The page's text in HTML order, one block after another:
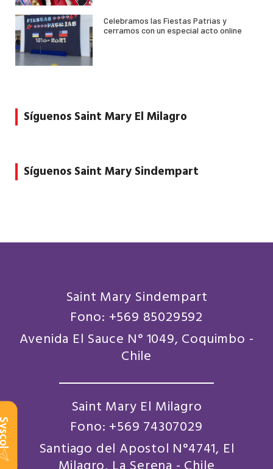
Celebramos las Fiestas Patrias y
cerramos con un especial acto online
Síguenos Saint Mary El Milagro
Síguenos Saint Mary Sindempart
Saint Mary Sindempart
Fono: +569 85029592
Avenida El Sauce N° 1049, Coquimbo -
Chile
Saint Mary El Milagro
Fono: +569 74307029
Santiago del Apostol N°4741, El